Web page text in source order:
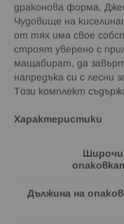
драконова форма,
Чудовище на
от тях има свое
строят уверено с
мащабират, да
напредъка си с лесни
Този комплект
Характеристики
Дължина на